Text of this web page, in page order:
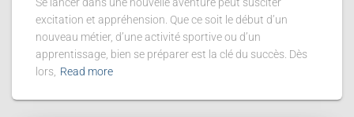
excitation et appréhension. Que ce soit le début d’un
nouveau métier, d’une activité sportive ou d’un
apprentissage, bien se préparer est la clé du succès. Dès
lors, Read more